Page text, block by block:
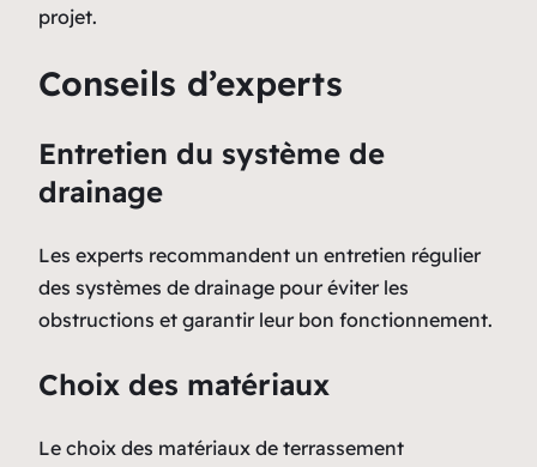
projet.
Conseils d’experts
Entretien du système de
drainage
Les experts recommandent un entretien régulier
des systèmes de drainage pour éviter les
obstructions et garantir leur bon fonctionnement.
Choix des matériaux
Le choix des matériaux de terrassement